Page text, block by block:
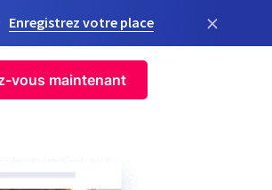
Enregistrez votre place ×
vous maintenant